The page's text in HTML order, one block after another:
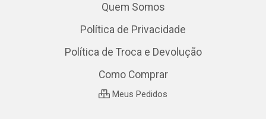
Quem Somos
Política de Privacidade
Política de Troca e Devolução
Como Comprar
Meus Pedidos